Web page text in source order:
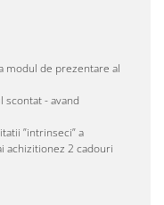
modul de prezentare al
scontat - avand
”intrinseci” a
achizitionez 2 cadouri